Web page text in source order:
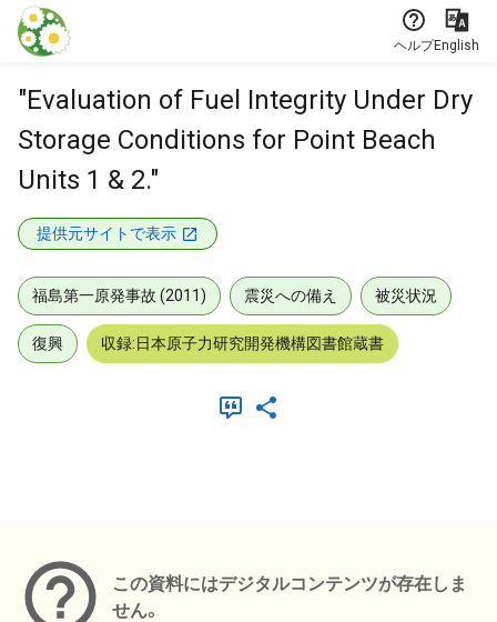
本文に飛ぶ
ヘルプEnglish
"Evaluation of Fuel Integrity Under Dry
Storage Conditions for Point Beach
Units 1 & 2."
提供元サイトで表示
福島第一原発事故 (2011) 震災への備え 被災状況
復興 収録:日本原子力研究開発機構図書館蔵書
この資料にはデジタルコンテンツが存在しま
せん。